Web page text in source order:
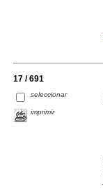
17 / 691
seleccionar
imprimir